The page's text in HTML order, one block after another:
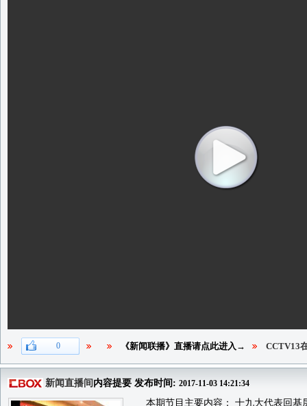
0 《新闻联播》直播请点此进入→ CCTV13
新闻直播间 内容提要 发布时间: 2017-11-03 14:21:34
本期节目主要内容： 十九大代表回基